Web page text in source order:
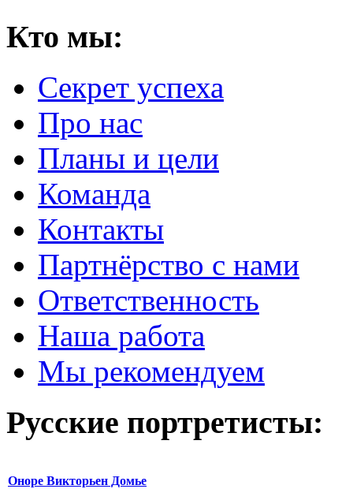
Кто мы:
Секрет успеха
Про нас
Планы и цели
Команда
Контакты
Партнёрство с нами
Ответственность
Наша работа
Мы рекомендуем
Русские портретисты:
Оноре Викторьен Домье